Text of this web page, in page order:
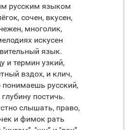
русским языком
сочен, вкусен,
многолик,
искусен
язык.
и термин узкий,
вздох, и клич,
понимаешь русский,
постичь.
слышать, право,
и фимок рать